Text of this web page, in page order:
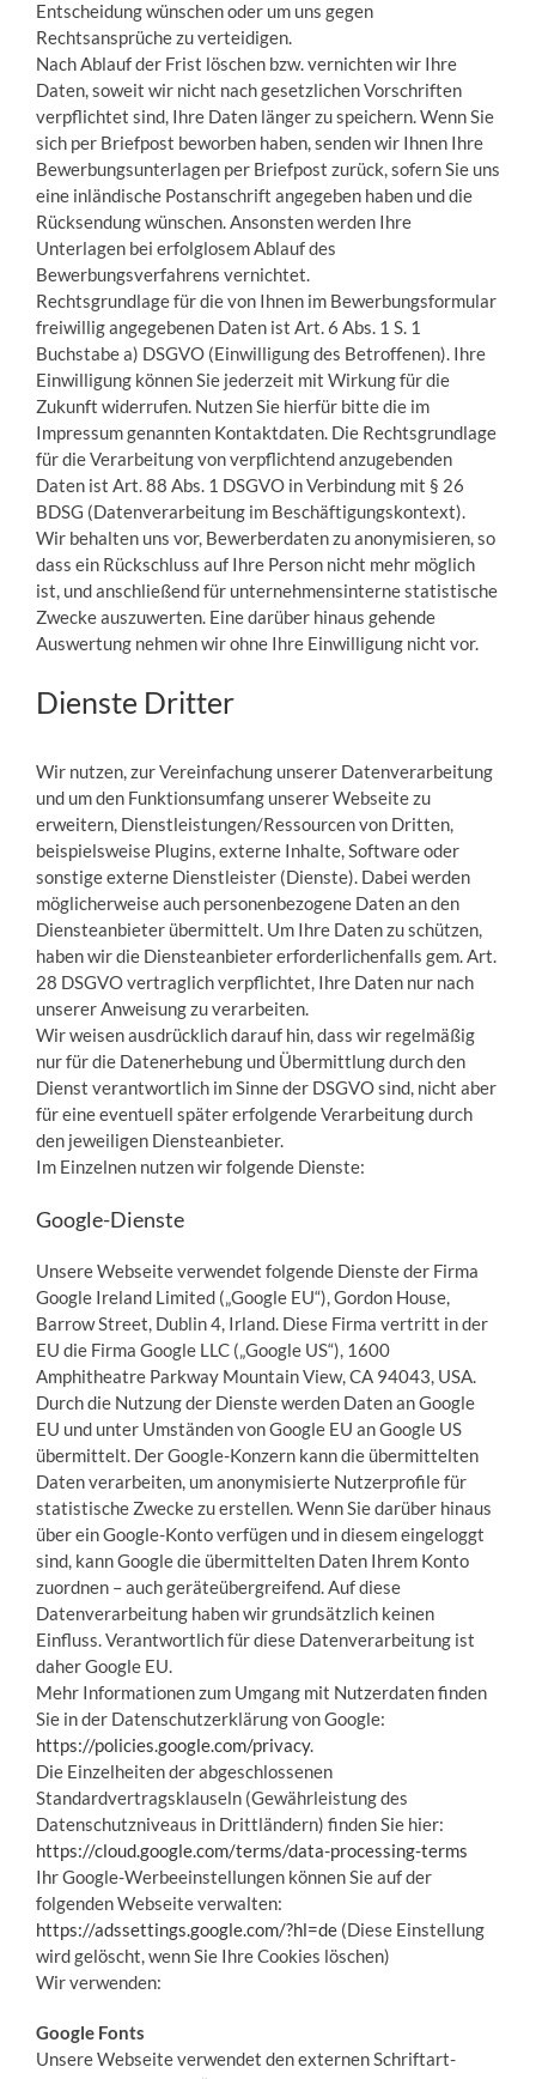
Entscheidung wünschen oder um uns gegen
Rechtsansprüche zu verteidigen.
Nach Ablauf der Frist löschen bzw. vernichten wir Ihre
Daten, soweit wir nicht nach gesetzlichen Vorschriften
verpflichtet sind, Ihre Daten länger zu speichern. Wenn Sie
sich per Briefpost beworben haben, senden wir Ihnen Ihre
Bewerbungsunterlagen per Briefpost zurück, sofern Sie uns
eine inländische Postanschrift angegeben haben und die
Rücksendung wünschen. Ansonsten werden Ihre
Unterlagen bei erfolglosem Ablauf des
Bewerbungsverfahrens vernichtet.
Rechtsgrundlage für die von Ihnen im Bewerbungsformular
freiwillig angegebenen Daten ist Art. 6 Abs. 1 S. 1
Buchstabe a) DSGVO (Einwilligung des Betroffenen). Ihre
Einwilligung können Sie jederzeit mit Wirkung für die
Zukunft widerrufen. Nutzen Sie hierfür bitte die im
Impressum genannten Kontaktdaten. Die Rechtsgrundlage
für die Verarbeitung von verpflichtend anzugebenden
Daten ist Art. 88 Abs. 1 DSGVO in Verbindung mit § 26
BDSG (Datenverarbeitung im Beschäftigungskontext).
Wir behalten uns vor, Bewerberdaten zu anonymisieren, so
dass ein Rückschluss auf Ihre Person nicht mehr möglich
ist, und anschließend für unternehmensinterne statistische
Zwecke auszuwerten. Eine darüber hinaus gehende
Auswertung nehmen wir ohne Ihre Einwilligung nicht vor.
Dienste Dritter
Wir nutzen, zur Vereinfachung unserer Datenverarbeitung
und um den Funktionsumfang unserer Webseite zu
erweitern, Dienstleistungen/Ressourcen von Dritten,
beispielsweise Plugins, externe Inhalte, Software oder
sonstige externe Dienstleister (Dienste). Dabei werden
möglicherweise auch personenbezogene Daten an den
Diensteanbieter übermittelt. Um Ihre Daten zu schützen,
haben wir die Diensteanbieter erforderlichenfalls gem. Art.
28 DSGVO vertraglich verpflichtet, Ihre Daten nur nach
unserer Anweisung zu verarbeiten.
Wir weisen ausdrücklich darauf hin, dass wir regelmäßig
nur für die Datenerhebung und Übermittlung durch den
Dienst verantwortlich im Sinne der DSGVO sind, nicht aber
für eine eventuell später erfolgende Verarbeitung durch
den jeweiligen Diensteanbieter.
Im Einzelnen nutzen wir folgende Dienste:
Google-Dienste
Unsere Webseite verwendet folgende Dienste der Firma
Google Ireland Limited („Google EU“), Gordon House,
Barrow Street, Dublin 4, Irland. Diese Firma vertritt in der
EU die Firma Google LLC („Google US“), 1600
Amphitheatre Parkway Mountain View, CA 94043, USA.
Durch die Nutzung der Dienste werden Daten an Google
EU und unter Umständen von Google EU an Google US
übermittelt. Der Google-Konzern kann die übermittelten
Daten verarbeiten, um anonymisierte Nutzerprofile für
statistische Zwecke zu erstellen. Wenn Sie darüber hinaus
über ein Google-Konto verfügen und in diesem eingeloggt
sind, kann Google die übermittelten Daten Ihrem Konto
zuordnen – auch geräteübergreifend. Auf diese
Datenverarbeitung haben wir grundsätzlich keinen
Einfluss. Verantwortlich für diese Datenverarbeitung ist
daher Google EU.
Mehr Informationen zum Umgang mit Nutzerdaten finden
Sie in der Datenschutzerklärung von Google:
https://policies.google.com/privacy.
Die Einzelheiten der abgeschlossenen
Standardvertragsklauseln (Gewährleistung des
Datenschutzniveaus in Drittländern) finden Sie hier:
https://cloud.google.com/terms/data-processing-terms
Ihr Google-Werbeeinstellungen können Sie auf der
folgenden Webseite verwalten:
https://adssettings.google.com/?hl=de(Diese Einstellung
wird gelöscht, wenn Sie Ihre Cookies löschen)
Wir verwenden:
Google Fonts
Unsere Webseite verwendet den externen Schriftart-